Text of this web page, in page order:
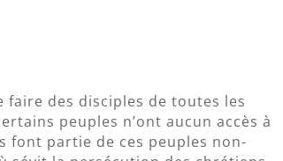
faire des disciples de toutes les
peuples n’ont aucun accès à
font partie de ces peuples non-